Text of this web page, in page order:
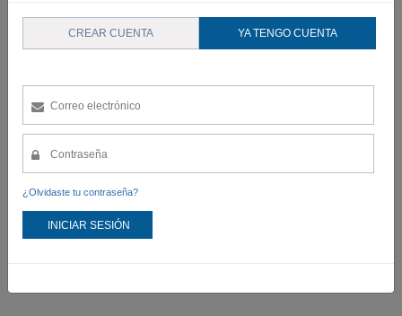
CREAR CUENTA YA TENGO CUENTA
¿Olvidaste tu contraseña?
INICIAR SESIÓN